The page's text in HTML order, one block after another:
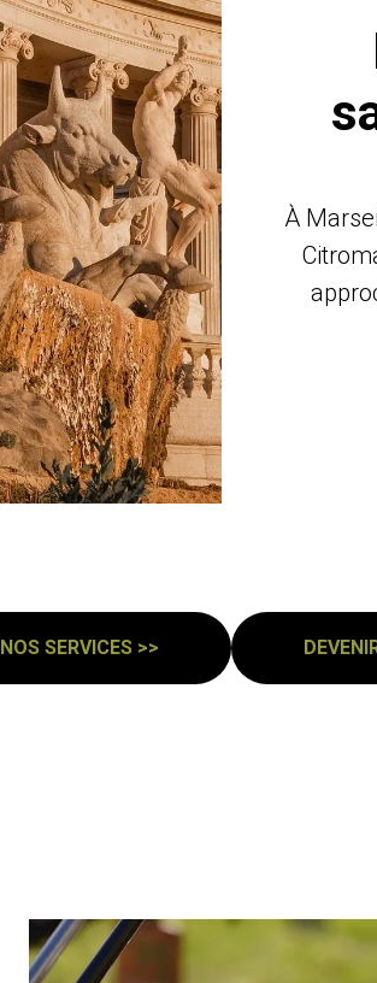
À
NOS SERVICES >>